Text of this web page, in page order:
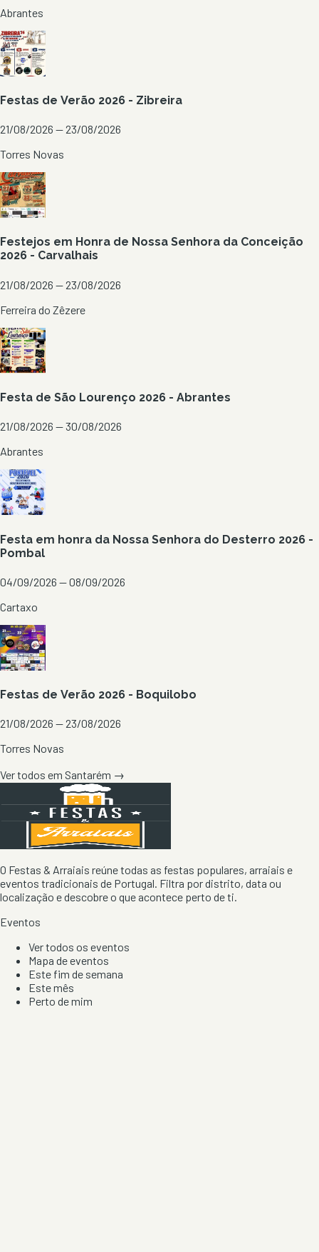
Abrantes
Festas de Verão 2026 - Zibreira
21/08/2026 — 23/08/2026
Torres Novas
Festejos em Honra de Nossa Senhora da Conceição
2026 - Carvalhais
21/08/2026 — 23/08/2026
Ferreira do Zêzere
Festa de São Lourenço 2026 - Abrantes
21/08/2026 — 30/08/2026
Abrantes
Festa em honra da Nossa Senhora do Desterro 2026 -
Pombal
04/09/2026 — 08/09/2026
Cartaxo
Festas de Verão 2026 - Boquilobo
21/08/2026 — 23/08/2026
Torres Novas
Ver todos em Santarém →
O Festas & Arraiais reúne todas as festas populares, arraiais e
eventos tradicionais de Portugal. Filtra por distrito, data ou
localização e descobre o que acontece perto de ti.
Eventos
Ver todos os eventos
Mapa de eventos
Este fim de semana
Este mês
Perto de mim